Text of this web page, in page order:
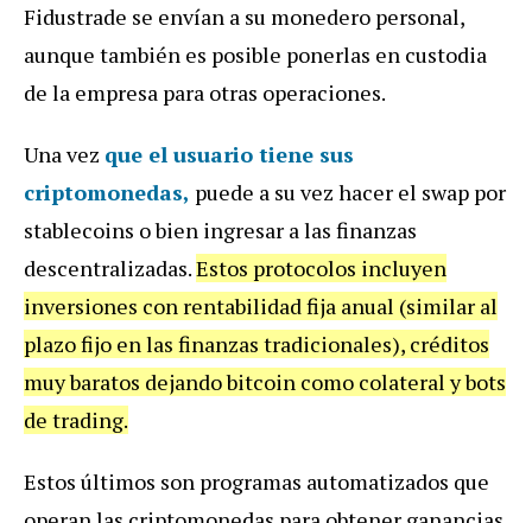
Fidustrade se envían a su monedero personal,
aunque también es posible ponerlas en custodia
de la empresa para otras operaciones.
Una vez que el usuario tiene sus
criptomonedas, puede a su vez hacer el swap por
stablecoins o bien ingresar a las finanzas
descentralizadas.Estos protocolos incluyen
inversiones con rentabilidad fija anual (similar al
plazo fijo en las finanzas tradicionales), créditos
muy baratos dejando bitcoin como colateral y bots
de trading.
Estos últimos son programas automatizados que